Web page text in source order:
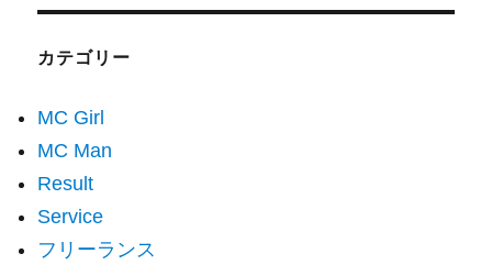
カテゴリー
MC Girl
MC Man
Result
Service
フリーランス